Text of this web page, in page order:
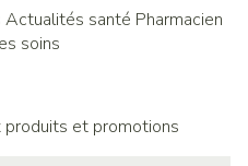
Actualités santé Pharmacien
soins
produits et promotions